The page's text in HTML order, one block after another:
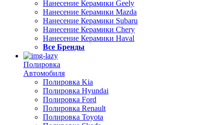
Нанесение Керамики Geely
Нанесение Керамики Mazda
Нанесение Керамики Subaru
Нанесение Керамики Chery
Нанесение Керамики Haval
Все Бренды
Полировка
Автомобиля
Полировка Kia
Полировка Hyundai
Полировка Ford
Полировка Renault
Полировка Toyota